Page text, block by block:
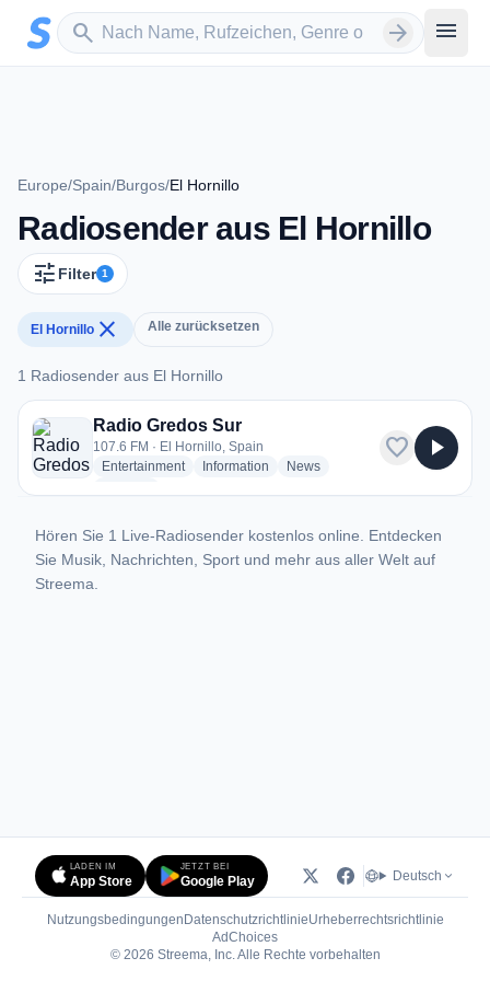
Zum Hauptinhalt springen
search
Sender suchen arrow_forward menu
Europe/Spain/Burgos/El Hornillo
Radiosender aus El Hornillo
tune Filter 1
El Hornillo close Alle zurücksetzen
1 Radiosender aus El Hornillo
1 Radiosender aus El Hornillo
Radio Gredos Sur
107.6 FM · El Hornillo, Spain
Entertainmentradio stations
Information radio stations
Newsradio stations
favorite play_arrow
Hören Sie 1 Live-Radiosender kostenlos online. Entdecken
Sie Musik, Nachrichten, Sport und mehr aus aller Welt auf
Streema.
LADEN IM
App Store
JETZT BEI
Google Play Deutsch
Nutzungsbedingungen DatenschutzrichtlinieUrheberrechtsrichtlinie
AdChoices(öffnet in neuem Tab)
© 2026 Streema, Inc. Alle Rechte vorbehalten